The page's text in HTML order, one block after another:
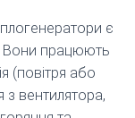
є
Вони працюють
(повітря або
з вентилятора,